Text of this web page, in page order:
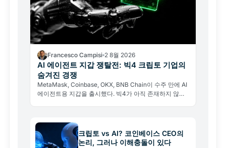
Francesco Campisi 2 8월 2026
AI 에이전트 지갑 쟁탈전: 빅4 크립토 기업의
숨겨진 경쟁
MetaMask, Coinbase, OKX, BNB Chain이 수주 만에 AI
에이전트용 지갑을 출시했다. 빅4가 아직 존재하지 않는
크립토 vs AI? 코인베이스 CEO의
논리, 그러나 이해충돌이 있다